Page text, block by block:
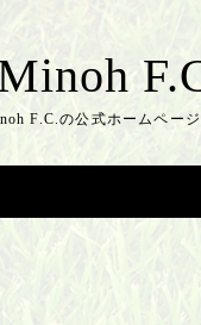
F.C.の公式ホームページ